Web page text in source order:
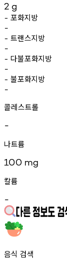
2 g
- 포화지방
-
- 트랜스지방
-
- 다불포화지방
-
- 불포화지방
-
콜레스트롤
-
나트륨
100 mg
칼륨
-
음식 검색